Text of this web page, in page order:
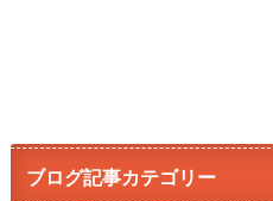
ブログ記事カテゴリー